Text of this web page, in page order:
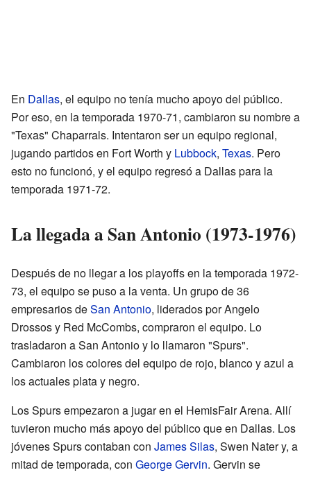
En Dallas, el equipo no tenía mucho apoyo del público.
Por eso, en la temporada 1970-71, cambiaron su nombre a
"Texas" Chaparrals. Intentaron ser un equipo regional,
jugando partidos en Fort Worth y Lubbock, Texas. Pero
esto no funcionó, y el equipo regresó a Dallas para la
temporada 1971-72.
La llegada a San Antonio (1973-1976)
Después de no llegar a los playoffs en la temporada 1972-
73, el equipo se puso a la venta. Un grupo de 36
empresarios deSan Antonio, liderados por Angelo
Drossos y Red McCombs, compraron el equipo. Lo
trasladaron a San Antonio y lo llamaron "Spurs".
Cambiaron los colores del equipo de rojo, blanco y azul a
los actuales plata y negro.
Los Spurs empezaron a jugar en el HemisFair Arena. Allí
tuvieron mucho más apoyo del público que en Dallas. Los
jóvenes Spurs contaban con James Silas, Swen Nater y, a
mitad de temporada, con George Gervin. Gervin se